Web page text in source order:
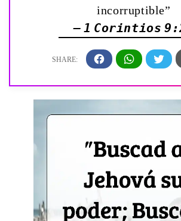
incorruptible”
— 1 Corintios